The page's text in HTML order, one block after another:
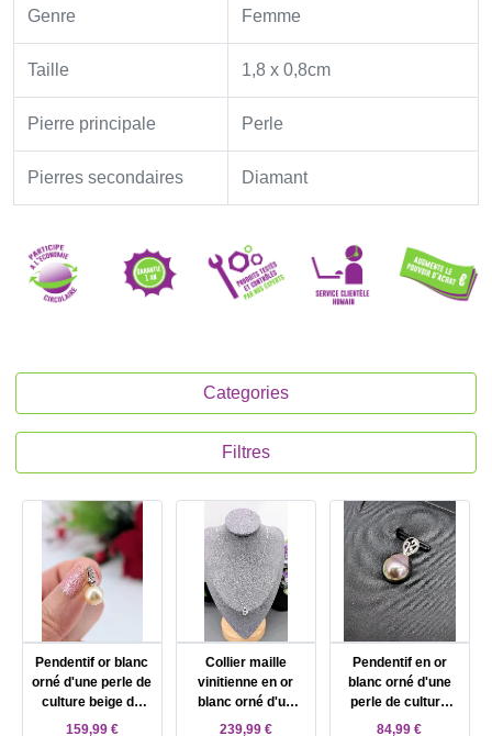
Genre Femme
Taille 1,8 x 0,8cm
Pierre principale Perle
Pierres secondaires Diamant
Categories
Filtres
Pendentif or blanc
orné d'une perle de
culture beige de
7mm surmontée
159,99 €
Collier maille
vinitienne en or
blanc orné d'un
pendentif forme
239,99 €
Pendentif en or
blanc orné d'une
perle de culture
grise Or 750
84,99 €